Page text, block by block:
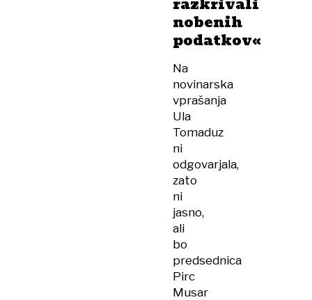
nobenih
podatkov«
Na
novinarska
vprašanja
Ula
Tomaduz
ni
odgovarjala,
zato
ni
jasno,
ali
bo
predsednica
Pirc
Musar